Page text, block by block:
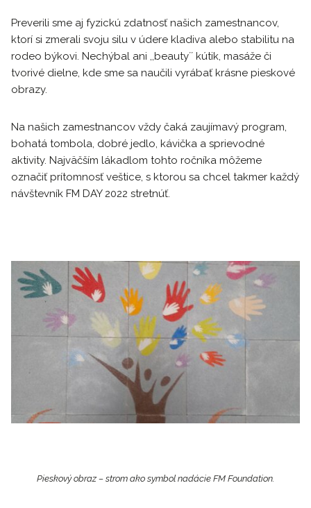
Preverili sme aj fyzickú zdatnosť našich zamestnancov,
ktorí si zmerali svoju silu v údere kladiva alebo stabilitu na
rodeo býkovi. Nechýbal ani ,,beauty´´ kútik, masáže či
tvorivé dielne, kde sme sa naučili vyrábať krásne pieskové
obrazy.
Na našich zamestnancov vždy čaká zaujímavý program,
bohatá tombola, dobré jedlo, kávička a sprievodné
aktivity. Najväčším lákadlom tohto ročníka môžeme
označiť prítomnosť veštice, s ktorou sa chcel takmer každý
návštevník FM DAY 2022 stretnúť.
Pieskový obraz – strom ako symbol nadácie FM Foundation.